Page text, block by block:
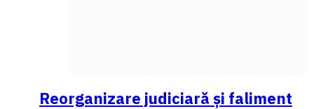
Reorganizare judiciară şi faliment